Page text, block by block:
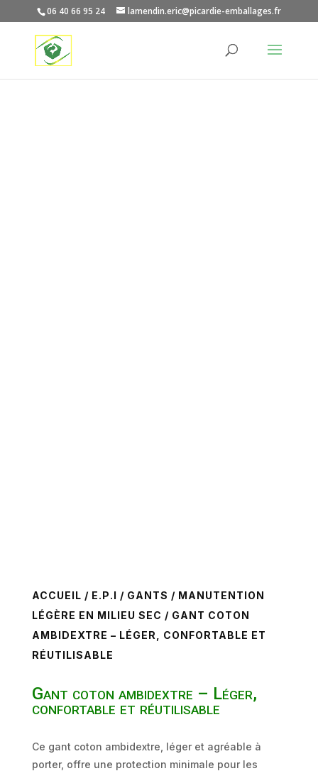
06 40 66 95 24 lamendin.eric@picardie-emballages.fr
ACCUEIL / E.P.I / GANTS / MANUTENTION
LÉGÈRE EN MILIEU SEC / GANT COTON
AMBIDEXTRE – LÉGER, CONFORTABLE ET
RÉUTILISABLE
Gant coton ambidextre – Léger,
confortable et réutilisable
Ce gant coton ambidextre, léger et agréable à
porter, offre une protection minimale pour les